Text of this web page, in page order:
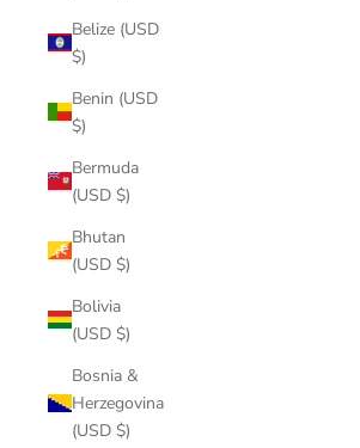
Belize (USD
$)
Benin (USD
$)
Bermuda
(USD $)
Bhutan
(USD $)
Bolivia
(USD $)
Bosnia &
Herzegovina
(USD $)